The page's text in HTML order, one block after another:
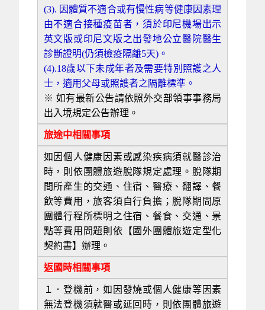
(3). 因體質不適合或有慢性病等健康因素理
由不適合接種疫苗者，須於印尼機場出示
英文版或印尼文版之出發地公立醫院醫生
診斷證明(仍須檢疫隔離5天)。
(4).18歲以下未成年者及需要特別照護之人
士，適用父母或照護者之隔離標準。
※ 如有最新公告請依照外交部領事事務局
出入境規定公告辦理。
旅途中相關事項
如因個人健康因素或感染疾病須就醫診治
時，則依團體旅遊脫隊規定處理。脫隊期
間所產生的交通、住宿、醫療、翻譯、餐
飲等費用，旅客須自行負擔；脫隊期間原
團體行程所標明之住宿、餐食、交通、景
點等費用問題則依【國外團體旅遊定型化
契約書】辦理。
返國時相關事項
１．登機前，如因發燒或個人健康等因素
無法登機須就醫或延回時，則依團體旅遊